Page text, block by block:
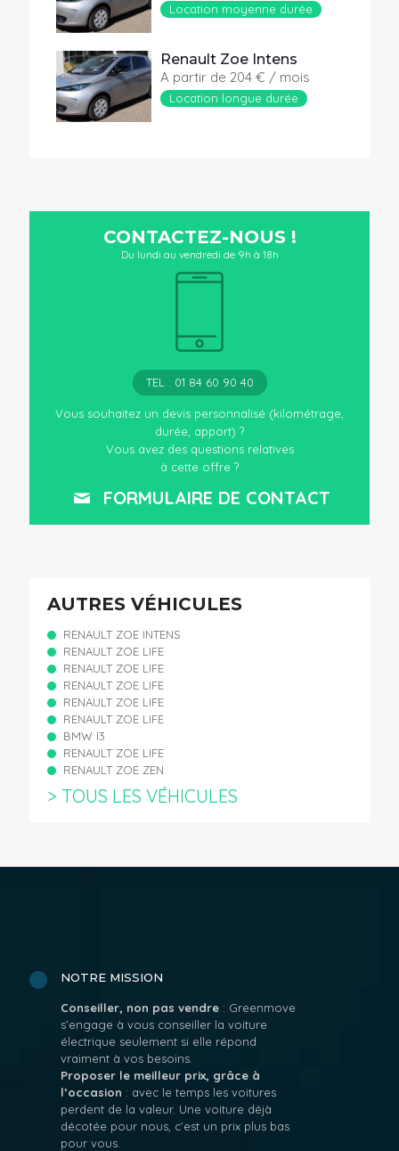
Location moyenne durée
Renault Zoe Intens
A partir de 204 € / mois
Location longue durée
CONTACTEZ-NOUS !
Du lundi au vendredi de 9h à 18h
TEL : 01 84 60 90 40
Vous souhaitez un devis personnalisé (kilométrage,
durée, apport) ?
Vous avez des questions relatives
à cette offre ?
FORMULAIRE DE CONTACT
AUTRES VÉHICULES
RENAULT ZOE INTENS
RENAULT ZOE LIFE
RENAULT ZOE LIFE
RENAULT ZOE LIFE
RENAULT ZOE LIFE
RENAULT ZOE LIFE
BMW I3
RENAULT ZOE LIFE
RENAULT ZOE ZEN
> TOUS LES VÉHICULES
NOTRE MISSION
Conseiller, non pas vendre : Greenmove
s’engage à vous conseiller la voiture
électrique seulement si elle répond
vraiment à vos besoins.
Proposer le meilleur prix, grâce à
l’occasion : avec le temps les voitures
perdent de la valeur. Une voiture déjà
décotée pour nous, c’est un prix plus bas
pour vous.